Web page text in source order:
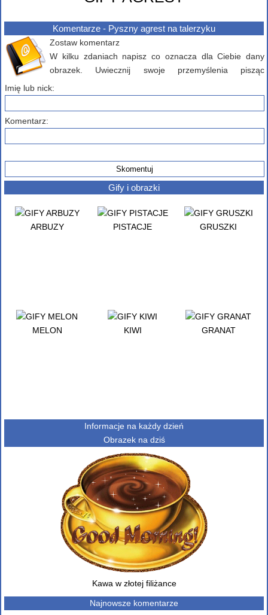
Komentarze - Pyszny agrest na talerzyku
Zostaw komentarz
W kilku zdaniach napisz co oznacza dla Ciebie dany
obrazek. Uwiecznij swoje przemyślenia pisząc
Imię lub nick:
Komentarz:
Gify i obrazki
ARBUZY PISTACJE GRUSZKI
MELON KIWI GRANAT
Informacje na każdy dzień
Obrazek na dziś
Kawa w złotej filiżance
Najnowsze komentarze